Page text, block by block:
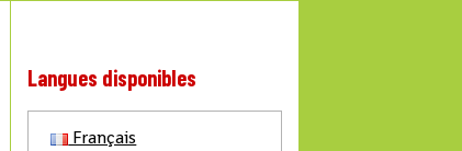
Langues disponibles
Français